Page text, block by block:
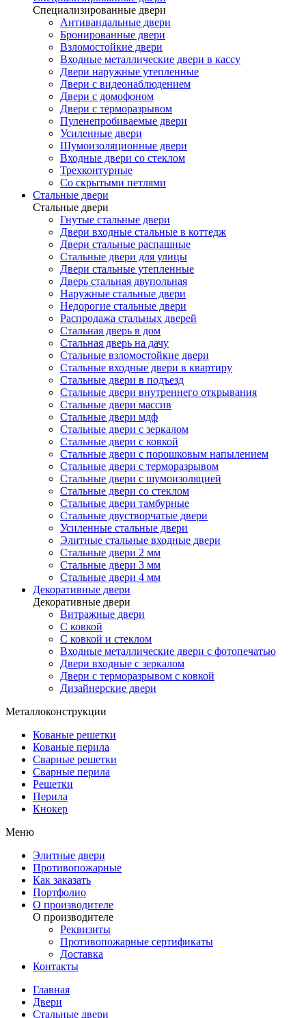
Специализированные двери
Антивандальные двери
Бронированные двери
Взломостойкие двери
Входные металлические двери в кассу
Двери наружные утепленные
Двери с видеонаблюдением
Двери с домофоном
Двери с терморазрывом
Пуленепробиваемые двери
Усиленные двери
Шумоизоляционные двери
Входные двери со стеклом
Трехконтурные
Со скрытыми петлями
Стальные двери
Стальные двери
Гнутые стальные двери
Двери входные стальные в коттедж
Двери стальные распашные
Стальные двери для улицы
Двери стальные утепленные
Дверь стальная двупольная
Наружные стальные двери
Недорогие стальные двери
Распродажа стальных дверей
Стальная дверь в дом
Стальная дверь на дачу
Стальные взломостойкие двери
Стальные входные двери в квартиру
Стальные двери в подъезд
Стальные двери внутреннего открывания
Стальные двери массив
Стальные двери мдф
Стальные двери с зеркалом
Стальные двери с ковкой
Стальные двери с порошковым напылением
Стальные двери с терморазрывом
Стальные двери с шумоизоляцией
Стальные двери со стеклом
Стальные двери тамбурные
Стальные двустворчатые двери
Усиленные стальные двери
Элитные стальные входные двери
Стальные двери 2 мм
Стальные двери 3 мм
Стальные двери 4 мм
Декоративные двери
Декоративные двери
Витражные двери
С ковкой
С ковкой и стеклом
Входные металлические двери с фотопечатью
Двери входные с зеркалом
Двери с терморазрывом с ковкой
Дизайнерские двери
Металлоконструкции
Кованые решетки
Кованые перила
Сварные решетки
Сварные перила
Решетки
Перила
Кнокер
Меню
Элитные двери
Противопожарные
Как заказать
Портфолио
О производителе
О производителе
Реквизиты
Противопожарные сертификаты
Доставка
Контакты
Главная
Двери
Стальные двери